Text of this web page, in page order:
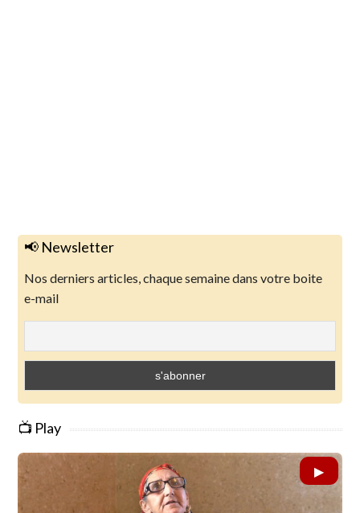
📢 Newsletter
Nos derniers articles, chaque semaine dans votre boite
e-mail
📺 Play